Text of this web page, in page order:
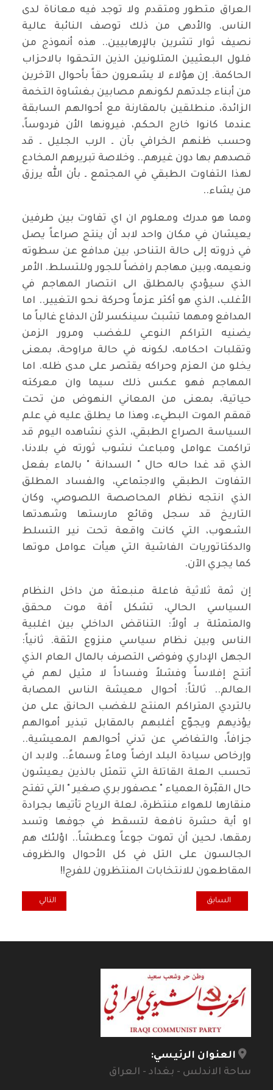
العراق متطور ومتقدم ولا توجد فيه معاناة لدى
الناس. والأدهى من ذلك توصف النائبة عالية
نصيف ثوار تشرين بالإرهابيين.. هذه أنموذج من
فلول البعثيين المتلونين الذين التحقوا بالاحزاب
الحاكمة. إن هؤلاء لا يشعرون حقاً بأحوال الآخرين
من أبناء جلدتهم لكونهم مصابين بغشاوة التخمة
الزائدة، منطلقين بالمقارنة مع أحوالهم السابقة
عندما كانوا خارج الحكم، فيرونها الأن فردوساً،
وحسب ظنهم الخرافي بآن ـ الرب الجليل ـ قد
قصدهم بها دون غيرهم.. وخلاصة تبريرهم المخادع
لهذا التفاوت الطبقي في المجتمع ـ بأن الله يرزق
من يشاء..
ومما هو مدرك ومعلوم ان اي تفاوت بين طرفين
يعيشان في مكان واحد لابد أن ينتج صراعاً يصل
في ذروته إلى حالة التناحر، بين مدافع عن سطوته
ونعيمه، وبين مهاجم رافضاً للجور وللتسلط. الأمر
الذي سيؤدي بالمطلق الى انتصار المهاجم في
الأغلب، الذي هو أكثر عزماً وحركة نحو التغيير.. اما
المدافع ومهما تشبث سينكسر لأن الدفاع غالباً ما
يضنيه التراكم النوعي للغضب ومرور الزمن
وتقلبات احكامه، لكونه في حالة مراوحة، بمعنى
يخلو من العزم وحراكه يقتصر على مدى ظله. اما
المهاجم فهو عكس ذلك سيما وان معركته
حياتية، بمعنى من المعاني النهوض من تحت
قمقم الموت البطيء، وهذا ما يطلق عليه في علم
السياسة الصراع الطبقي، الذي نشاهده اليوم قد
تراكمت عوامل ومباعث نشوب ثورته في بلادنا،
الذي قد غدا حاله حال " السدانة " بالماء بفعل
التفاوت الطبقي والاجتماعي، والفساد المطلق
الذي انتجه نظام المحاصصة اللصوصي، وكان
التاريخ قد سجل وقائع مارستها وشهدتها
الشعوب، التي كانت واقعة تحت نير التسلط
والدكتاتوريات الفاشية التي هيأت عوامل موتها
كما يجري الآن.
إن ثمة ثلاثية فاعلة منبعثة من داخل النظام
السياسي الحالي، تشكل آفة موت محقق
والمتمثلة بـ أولاً: التناقض الداخلي بين اغلبية
الناس وبين نظام سياسي منزوع الثقة. ثانياً:
الجهل الإداري وفوضى التصرف بالمال العام الذي
أنتج إفلاساً وفشلاً وفساداً لا مثيل لهم في
العالم.. ثالثاً: أحوال معيشة الناس المصابة
بالتردي المتراكم المنتج للغضب الحانق على من
يؤذيهم ويجوّع أغلبهم بالمقابل تبذير أموالهم
جزافاً، والتغاضي عن تدني أحوالهم المعيشية..
وإرخاص سيادة البلد ارضاً وماءً وسماءً.. ولابد ان
تحسب العلة القاتلة التي تتمثل بالذين يعيشون
حال القبّرة العمياء " عصفور بري صغير " التي تفتح
منقارها للهواء منتظرة، لعلة الرياح تأتيها بجرادة
او أية حشرة نافعة لتسقط في جوفها وتسد
رمقها، لحين أن تموت جوعاً وعطشاً.. اؤلئك هم
الجالسون على التل في كل الأحوال والظروف
المقاطعون للانتخابات المنتظرون للفرج!!
المقال السابق: التغيرات المناخية وتداعياتها في العراق.. مخاطر صحية
السابق المقال التالي:
التالي
العنوان الرئيسي:
ساحة الاندلس - بغداد - العراق